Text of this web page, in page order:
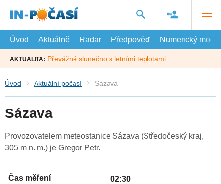
hlavní
Úvod
Aktuálně Radar Předpověď Numerický model
AKTUALITA: Převážně slunečno s letními teplotami
Úvod Aktuální počasí Sázava
Sázava
Provozovatelem meteostanice Sázava (Středočeský kraj,
305 m n. m.) je Gregor Petr.
02:30